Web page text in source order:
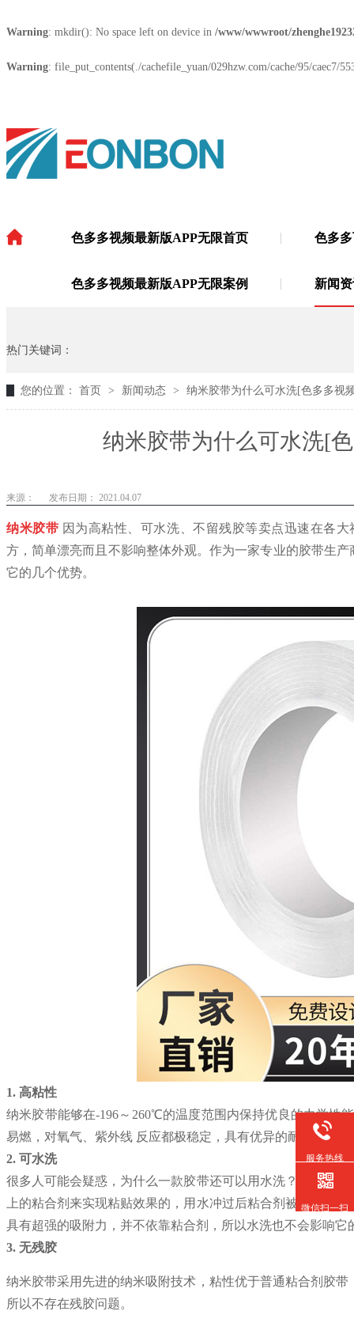
Warning: mkdir(): No space left on device in /www/wwwroot/
Warning: file_put_contents(./cachefile_yuan/029hzw.com/cache/95/
色多多视频最新版APP无限首页 色多
色多多视频最新版APP无限案例 新闻
热门关键词：
您的位置： 首页 > 新闻动态 > 纳米胶带为什么可水洗[色多多视
纳米胶带为什么可水洗[
来源： 发布日期： 2021.04.07
纳米胶带 因为高粘性、可水洗、不留残胶等卖点迅速在各
方，简单漂亮而且不影响整体外观。作为一家专业的胶带生
它的几个优势。
1. 高粘性
纳米胶带能够在-196～ 260℃的温度范围内保持优良的力学性能
易燃，对氧气 、紫外线 反应都极稳定，具有优异的耐候性。
2. 可水洗
很多人可能会疑惑，为什么一款胶带还可以用水洗？在大众
上的粘合剂来实现粘贴效果的，用水冲过后粘合剂被洗掉，
具有超强的吸附力，并不依靠粘合剂，所以水洗也不会影响它
3. 无残胶
纳米胶带采用先进的纳米吸附技术，粘性优于普通粘合剂胶
所以不存在残胶问题。
服务热线
微信扫一扫